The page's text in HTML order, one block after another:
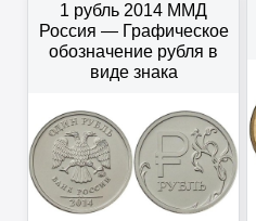
1 рубль 2014 ММД
Россия — Графическое
обозначение рубля в
виде знака